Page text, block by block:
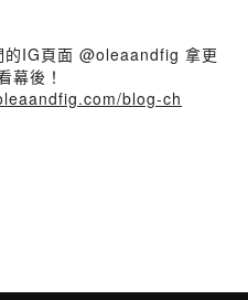
的IG頁面 @oleaandfig 拿更
幕後！
blog-ch